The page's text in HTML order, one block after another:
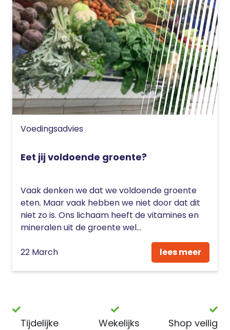
Voedingsadvies
Eet jij voldoende groente?
Vaak denken we dat we voldoende groente
eten. Maar vaak hebben we niet door dat dit
niet zo is. Ons lichaam heeft de vitamines en
mineralen uit de groente wel...
22 March lees meer
Tijdelijke
Wekelijks
Shop veilig